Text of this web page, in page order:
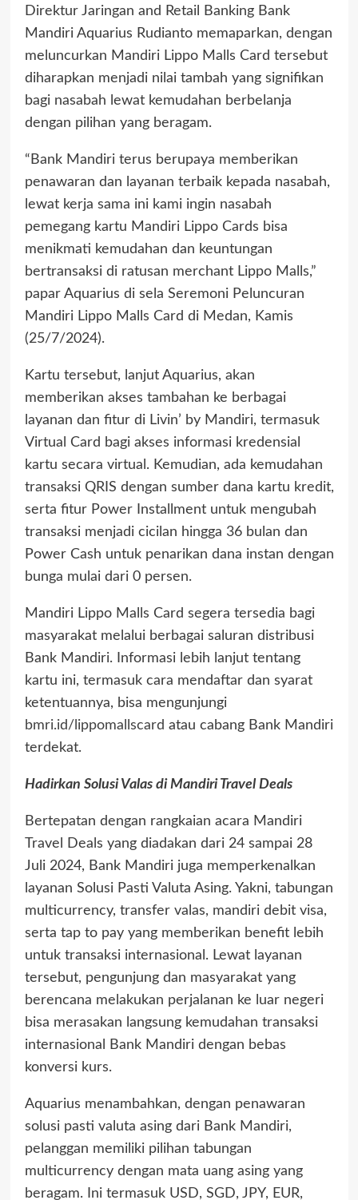
Direktur Jaringan and Retail Banking Bank
Mandiri Aquarius Rudianto memaparkan, dengan
meluncurkan Mandiri Lippo Malls Card tersebut
diharapkan menjadi nilai tambah yang signifikan
bagi nasabah lewat kemudahan berbelanja
dengan pilihan yang beragam.
“Bank Mandiri terus berupaya memberikan
penawaran dan layanan terbaik kepada nasabah,
lewat kerja sama ini kami ingin nasabah
pemegang kartu Mandiri Lippo Cards bisa
menikmati kemudahan dan keuntungan
bertransaksi di ratusan merchant Lippo Malls,”
papar Aquarius di sela Seremoni Peluncuran
Mandiri Lippo Malls Card di Medan, Kamis
(25/7/2024).
Kartu tersebut, lanjut Aquarius, akan
memberikan akses tambahan ke berbagai
layanan dan fitur di Livin’ by Mandiri, termasuk
Virtual Card bagi akses informasi kredensial
kartu secara virtual. Kemudian, ada kemudahan
transaksi QRIS dengan sumber dana kartu kredit,
serta fitur Power Installment untuk mengubah
transaksi menjadi cicilan hingga 36 bulan dan
Power Cash untuk penarikan dana instan dengan
bunga mulai dari 0 persen.
Mandiri Lippo Malls Card segera tersedia bagi
masyarakat melalui berbagai saluran distribusi
Bank Mandiri. Informasi lebih lanjut tentang
kartu ini, termasuk cara mendaftar dan syarat
ketentuannya, bisa mengunjungi
bmri.id/lippomallscard atau cabang Bank Mandiri
terdekat.
Hadirkan Solusi Valas di Mandiri Travel Deals
Bertepatan dengan rangkaian acara Mandiri
Travel Deals yang diadakan dari 24 sampai 28
Juli 2024, Bank Mandiri juga memperkenalkan
layanan Solusi Pasti Valuta Asing. Yakni, tabungan
multicurrency, transfer valas, mandiri debit visa,
serta tap to pay yang memberikan benefit lebih
untuk transaksi internasional. Lewat layanan
tersebut, pengunjung dan masyarakat yang
berencana melakukan perjalanan ke luar negeri
bisa merasakan langsung kemudahan transaksi
internasional Bank Mandiri dengan bebas
konversi kurs.
Aquarius menambahkan, dengan penawaran
solusi pasti valuta asing dari Bank Mandiri,
pelanggan memiliki pilihan tabungan
multicurrency dengan mata uang asing yang
beragam. Ini termasuk USD, SGD, JPY, EUR,